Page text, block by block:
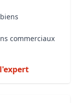
commerciaux